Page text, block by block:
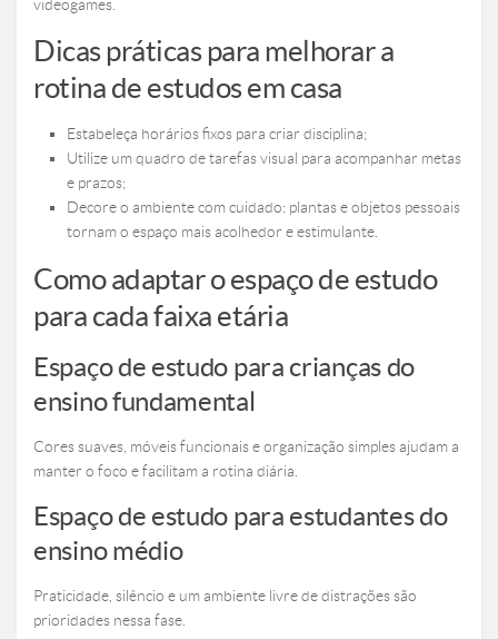
videogames.
Dicas práticas para melhorar a
rotina de estudos em casa
Estabeleça horários fixos para criar disciplina;
Utilize um quadro de tarefas visual para acompanhar metas
e prazos;
Decore o ambiente com cuidado: plantas e objetos pessoais
tornam o espaço mais acolhedor e estimulante.
Como adaptar o espaço de estudo
para cada faixa etária
Espaço de estudo para crianças do
ensino fundamental
Cores suaves, móveis funcionais e organização simples ajudam a
manter o foco e facilitam a rotina diária.
Espaço de estudo para estudantes do
ensino médio
Praticidade, silêncio e um ambiente livre de distrações são
prioridades nessa fase.